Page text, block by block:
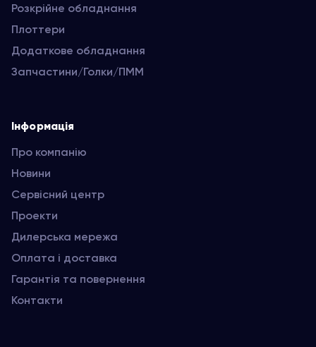
Розкрійне обладнання
Плоттери
Додаткове обладнання
Запчастини/Голки/ПММ
Інформація
Про компанію
Новини
Сервісний центр
Проекти
Дилерська мережа
Оплата і доставка
Гарантія та повернення
Контакти